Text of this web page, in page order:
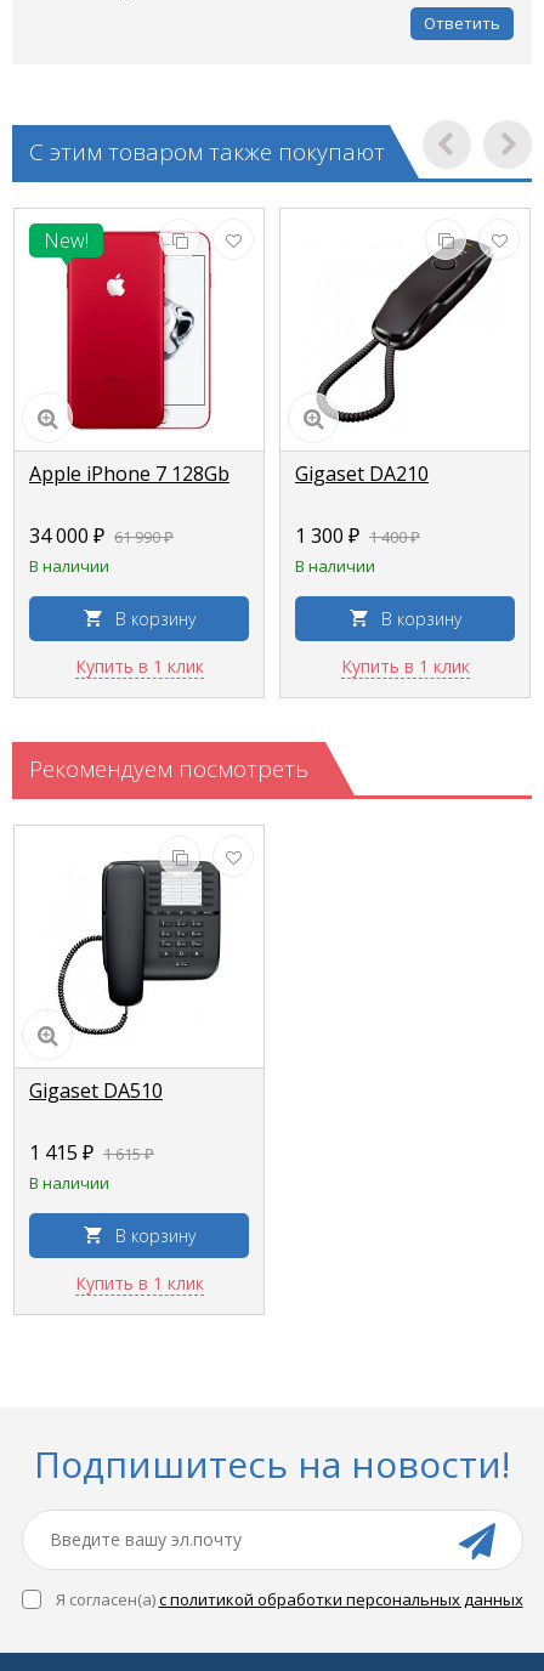
Ответить
С этим товаром также покупают
New!
Apple iPhone 7 128Gb
34 000 ₽ 61 990 ₽
В наличии
В корзину
Купить в 1 клик
Gigaset DA210
1 300 ₽ 1 400 ₽
В наличии
В корзину
Купить в 1 клик
Рекомендуем посмотреть
Gigaset DA510
1 415 ₽ 1 615 ₽
В наличии
В корзину
Купить в 1 клик
Подпишитесь на новости!
Я согласен(a)с политикой обработки персональных данных